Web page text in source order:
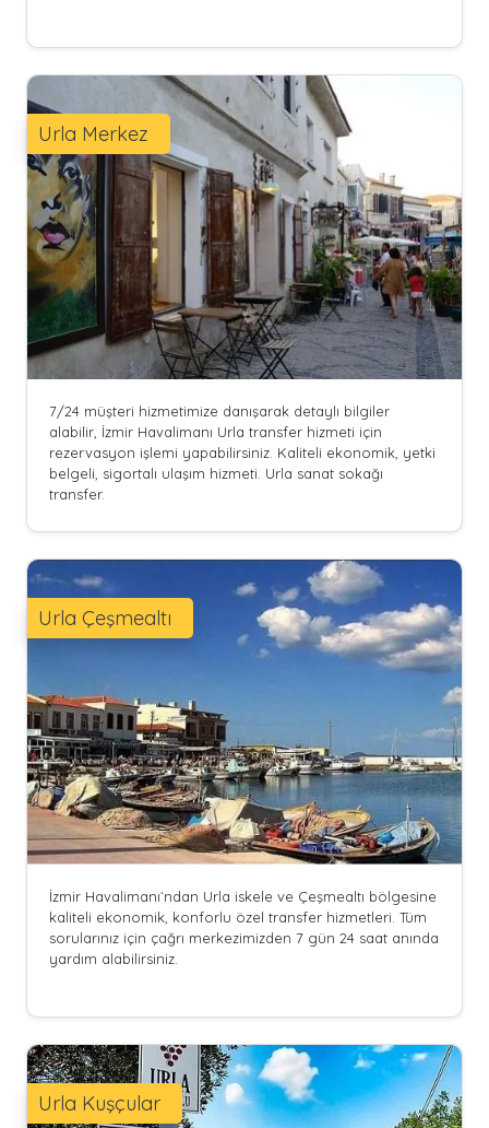
7/24 müşteri hizmetimize danışarak detaylı bilgiler
alabilir, İzmir Havalimanı Urla transfer hizmeti için
rezervasyon işlemi yapabilirsiniz. Kaliteli ekonomik, yetki
belgeli, sigortalı ulaşım hizmeti. Urla sanat sokağı
transfer.
Urla Merkez
İzmir Havalimanı`ndan Urla iskele ve Çeşmealtı bölgesine
kaliteli ekonomik, konforlu özel transfer hizmetleri. Tüm
sorularınız için çağrı merkezimizden 7 gün 24 saat anında
yardım alabilirsiniz.
Urla Çeşmealtı
Urla Kuşçular